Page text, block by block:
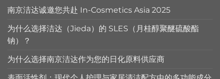
南京洁达诚邀您共赴 In-Cosmetics Asia 2025
为什么选择洁达（Jieda）的 SLES（月桂醇聚醚硫酸酯
钠）？
为什么选择南京洁达作为您的日化原料供应商